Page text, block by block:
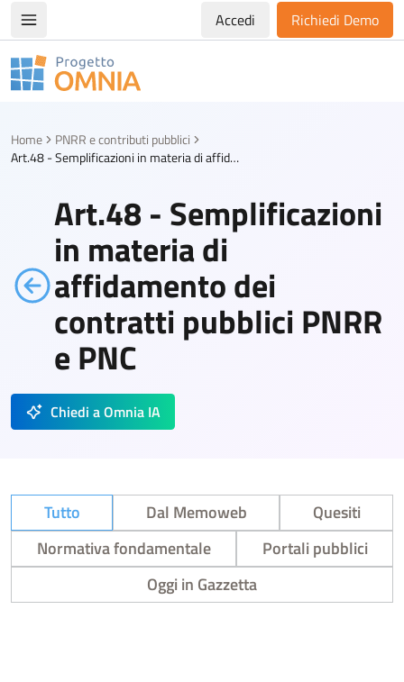
Apri/chiudi menù di navigazioneAccedi Richiedi Demo
Progetto Omnia
Home
PNRR e contributi pubblici
Art.48 - Semplificazioni in materia di affidamento dei contratti pubblici PNRR e PNC
Art.48 - Semplificazioni
in materia di
affidamento dei
contratti pubblici PNRR
e PNC
Chiedi a Omnia IA
Tutto Dal Memoweb
Quesiti
Normativa fondamentale
Portali pubblici
Oggi in Gazzetta